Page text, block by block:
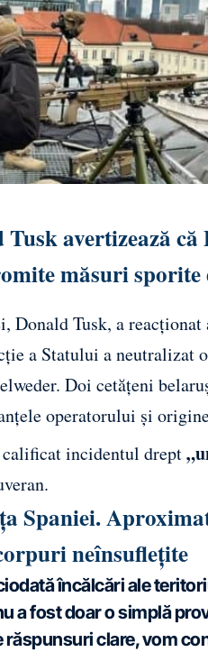
avertizează
măsuri
Tusk, a
a Statului a neutralizat
Doi cetăţeni
operatorului şi
incidentul drept
Spaniei.
neînsuflețite
încălcări ale
a fost doar o simplă
răspunsuri clare, vom